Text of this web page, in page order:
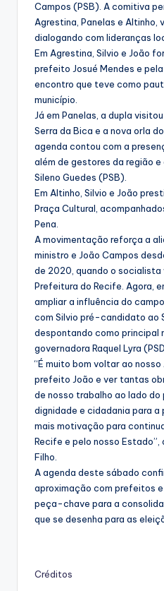
Campos (PSB). A comitiva
Agrestina, Panelas e Altinho,
dialogando com lideranças
Em Agrestina, Silvio e João
prefeito Josué Mendes e
encontro que teve como
município.
Já em Panelas, a dupla
Serra da Bica e a nova orla
agenda contou com a
além de gestores da região
Sileno Guedes (PSB).
Em Altinho, Silvio e João
Praça Cultural,
Pena.
A movimentação reforça a
ministro e João Campos
de 2020, quando o socialista
Prefeitura do Recife. Agora,
ampliar a influência do
com Silvio pré-candidato ao
despontando como principal
governadora Raquel Lyra
“É muito bom voltar ao
prefeito João e ver tantas
de nosso trabalho ao lado do
dignidade e cidadania para a
mais motivação para
Recife e pelo nosso
Filho.
A agenda deste sábado
aproximação com prefeitos
peça-chave para a
que se desenha para as
Créditos